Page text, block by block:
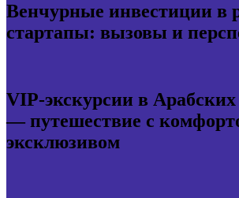
Венчурные инвестиции в
стартапы: вызовы и
VIP-экскурсии в
— путешествие с
эксклюзивом